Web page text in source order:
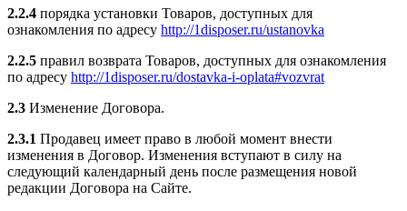
2.2.4 порядка установки Товаров, доступных для
ознакомления по адресу http://1disposer.ru/ustanovka
2.2.5 правил возврата Товаров, доступных для ознакомления
по адресу http://1disposer.ru/dostavka-i-oplata#vozvrat
2.3 Изменение Договора.
2.3.1 Продавец имеет право в любой момент внести
изменения в Договор. Изменения вступают в силу на
следующий календарный день после размещения новой
редакции Договора на Сайте.